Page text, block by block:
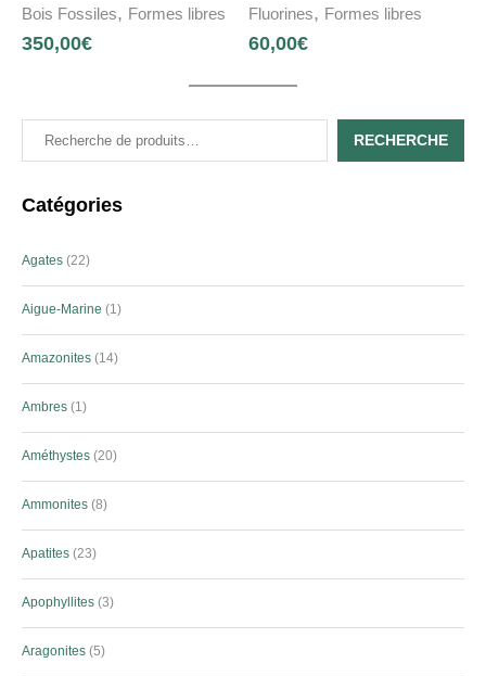
Bois Fossiles, Formes libres
350,00€
Fluorines, Formes libres
60,00€
RECHERCHE
Catégories
Agates 22
Aigue-Marine 1
Amazonites 14
Ambres 1
Améthystes 20
Ammonites 8
Apatites 23
Apophyllites 3
Aragonites 5